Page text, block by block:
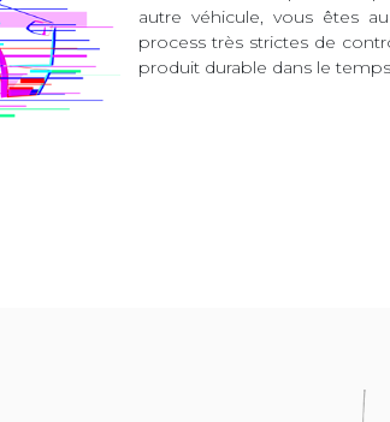
autre véhicule, vous êtes
process très strictes de
produit durable dans le